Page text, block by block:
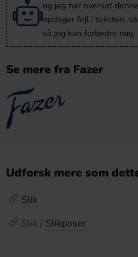
og jeg har oversat
opdager fejl i teksten,
så jeg kan forbedre mig.
Se mere fra Fazer
Udforsk mere som
Slik
Slik / Slikposer